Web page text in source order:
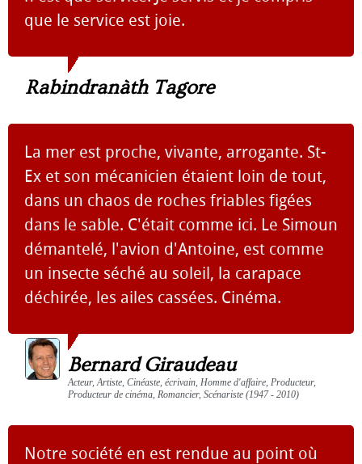
que le service est joie.
Rabindranàth Tagore
La mer est proche, vivante, arrogante. St-
Ex et son mécanicien étaient loin de tout,
dans un chaos de roches friables figées
dans le sable. C'était comme ici. Le Simoun
démantelé, l'avion d'Antoine, est comme
un insecte séché au soleil, la carapace
déchirée, les ailes cassées. Cinéma.
Bernard Giraudeau
Acteur, Artiste, Cinéaste, écrivain, Homme d'affaire, Producteur,
Producteur de cinéma, Romancier, Scénariste (1947 - 2010)
Notre société en est rendue au point où